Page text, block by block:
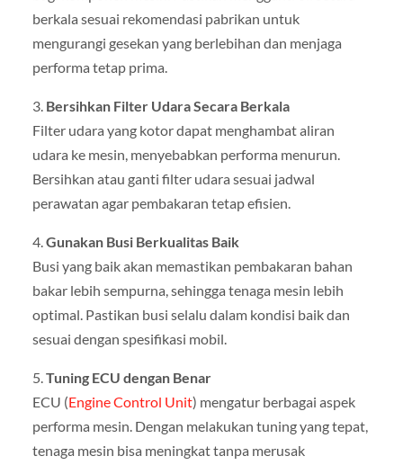
berkala sesuai rekomendasi pabrikan untuk
mengurangi gesekan yang berlebihan dan menjaga
performa tetap prima.
3. Bersihkan Filter Udara Secara Berkala
Filter udara yang kotor dapat menghambat aliran
udara ke mesin, menyebabkan performa menurun.
Bersihkan atau ganti filter udara sesuai jadwal
perawatan agar pembakaran tetap efisien.
4.Gunakan Busi Berkualitas Baik
Busi yang baik akan memastikan pembakaran bahan
bakar lebih sempurna, sehingga tenaga mesin lebih
optimal. Pastikan busi selalu dalam kondisi baik dan
sesuai dengan spesifikasi mobil.
5.Tuning ECU dengan Benar
ECU (Engine Control Unit) mengatur berbagai aspek
performa mesin. Dengan melakukan tuning yang tepat,
tenaga mesin bisa meningkat tanpa merusak